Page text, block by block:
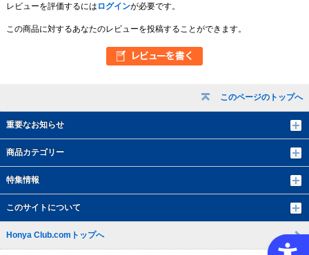
このページのトップへ
重要なお知らせ
商品カテゴリー
特集情報
このサイトについて
レビューを評価するには ログインが必要です。
この商品に対するあなたのレビューを投稿することができます。
Honya Club.comトップへ